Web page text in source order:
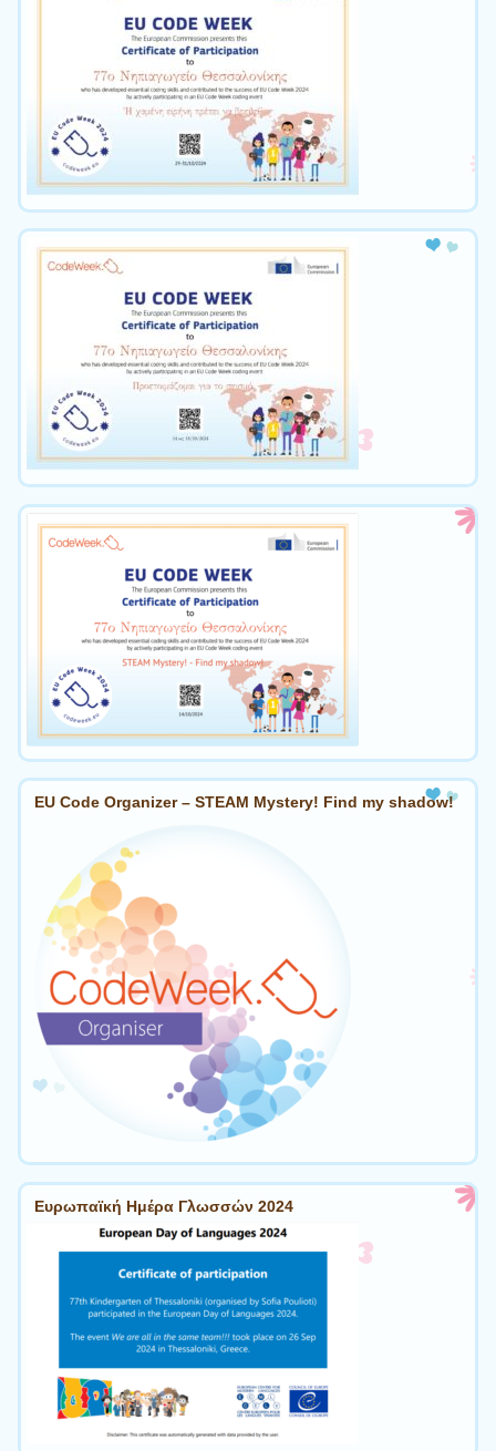
EU Code Organizer – STEAM Mystery! Find my shadow!
Ευρωπαϊκή Ημέρα Γλωσσών 2024